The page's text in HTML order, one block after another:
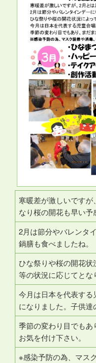
寒暖差が激しいです
なり桜の開花も早い予
2月は節分やバレンタ
鍋膳も食べましたね。
ひな祭りや桜の開花
等の状況に応じてとな
今月は日本を代表す
になりました。子供達
季節の変わり目でも
お気を付け下さい。
※感染予防の為、マス